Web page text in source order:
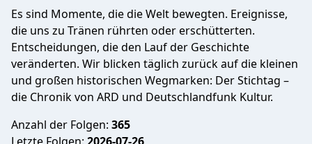
Es sind Momente, die die Welt bewegten. Ereignisse,
die uns zu Tränen rührten oder erschütterten.
Entscheidungen, die den Lauf der Geschichte
veränderten. Wir blicken täglich zurück auf die kleinen
und großen historischen Wegmarken: Der Stichtag –
die Chronik von ARD und Deutschlandfunk Kultur.
Anzahl der Folgen: 365